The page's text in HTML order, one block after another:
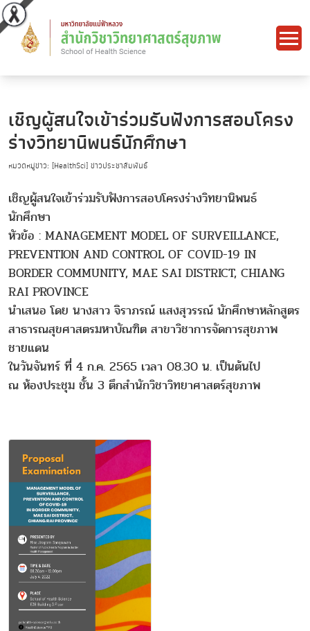
เชิญผู้สนใจเข้าร่วมรับฟังการสอบโครง
ร่างวิทยานิพนธ์นักศึกษา
หมวดหมู่ข่าว: [HealthSci] ข่าวประชาสัมพันธ์
เชิญผู้สนใจเข้าร่วมรับฟังการสอบโครงร่างวิทยานิพนธ์
นักศึกษา
หัวข้อ : MANAGEMENT MODEL OF SURVEILLANCE,
PREVENTION AND CONTROL OF COVID-19 IN
BORDER COMMUNITY, MAE SAI DISTRICT, CHIANG
RAI PROVINCE
นำเสนอ โดย นางสาว จิราภรณ์ แสงสุวรรณ์ นักศึกษาหลักสูตร
สาธารณสุขศาสตรมหาบัณฑิต สาขาวิชาการจัดการสุขภาพ
ชายแดน
ในวันจันทร์ ที่ 4 ก.ค. 2565 เวลา 08.30 น. เป็นต้นไป
ณ ห้องประชุม ชั้น 3 ตึกสำนักวิชาวิทยาศาสตร์สุขภาพ